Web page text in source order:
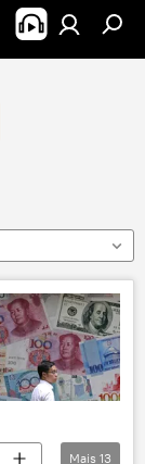
Mais 13